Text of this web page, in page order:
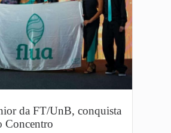
da FT/UnB, conquista
Concentro